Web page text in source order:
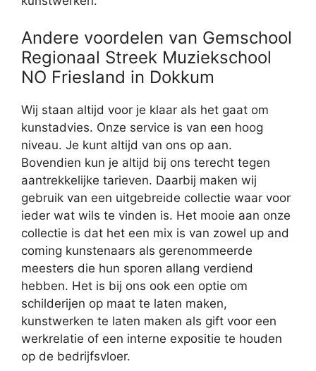
Andere voordelen van Gemschool
Regionaal Streek Muziekschool
NO Friesland in Dokkum
Wij staan altijd voor je klaar als het gaat om
kunstadvies. Onze service is van een hoog
niveau. Je kunt altijd van ons op aan.
Bovendien kun je altijd bij ons terecht tegen
aantrekkelijke tarieven. Daarbij maken wij
gebruik van een uitgebreide collectie waar voor
ieder wat wils te vinden is. Het mooie aan onze
collectie is dat het een mix is van zowel up and
coming kunstenaars als gerenommeerde
meesters die hun sporen allang verdiend
hebben. Het is bij ons ook een optie om
schilderijen op maat te laten maken,
kunstwerken te laten maken als gift voor een
werkrelatie of een interne expositie te houden
op de bedrijfsvloer.